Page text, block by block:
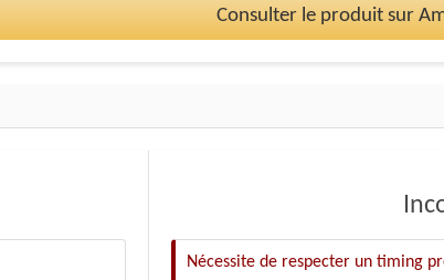
Consulter le produit sur
Nécessite de respecter un timing